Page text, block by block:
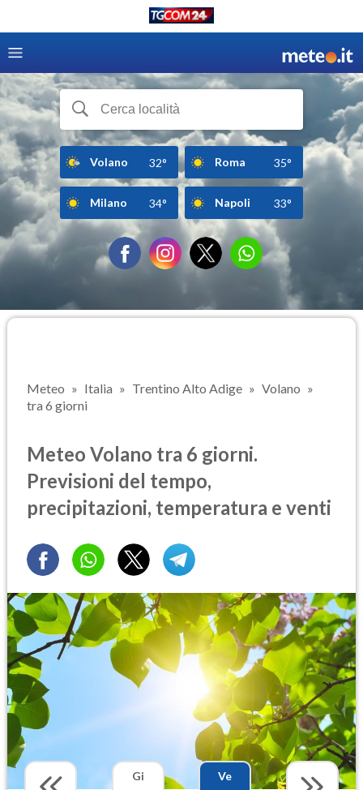
Volano 32° Roma 35°
Milano 34° Napoli 33°
Meteo Italia Trentino Alto Adige
Volano
tra 6 giorni
Meteo Volano tra 6 giorni.
Previsioni del tempo,
precipitazioni, temperatura e venti
Gi
Ve